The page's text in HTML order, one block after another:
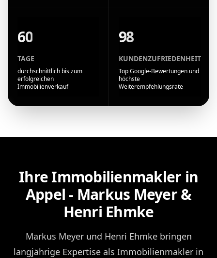
60
TAGE
durchschnittlich bis zum
erfolgreichen
Immobilienverkauf
98
KUNDENZUFRIEDENHEIT
Top Google-Bewertungen und
höchste
Weiterempfehlungsrate
Ihre Immobilienmakler in
Appel - Markus Meyer &
Henri Ehmke
Markus Meyer und Henri Ehmke bringen
langjährige Expertise als Immobilienmakler in